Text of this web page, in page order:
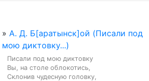
» А. Д. Б[аратынск]ой (Писали под
мою диктовку...)
Писали под мою диктовку
Вы, на столе облокотись,
Склонив чудесную головку,